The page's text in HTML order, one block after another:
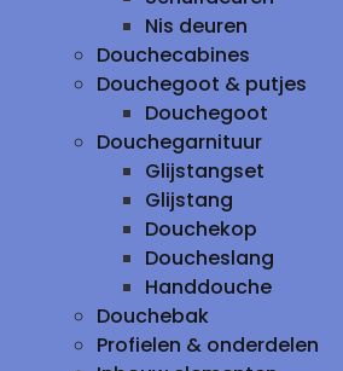
Nis deuren
Douchecabines
Douchegoot & putjes
Douchegoot
Douchegarnituur
Glijstangset
Glijstang
Douchekop
Doucheslang
Handdouche
Douchebak
Profielen & onderdelen